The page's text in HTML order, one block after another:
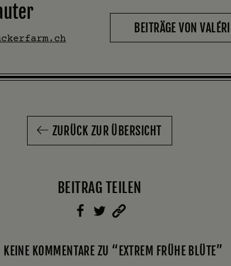
BEITRÄGE VON
ZURÜCK ZUR ÜBERSICHT
BEITRAG TEILEN
KEINE KOMMENTARE ZU “EXTREM FRÜHE BLÜTE”